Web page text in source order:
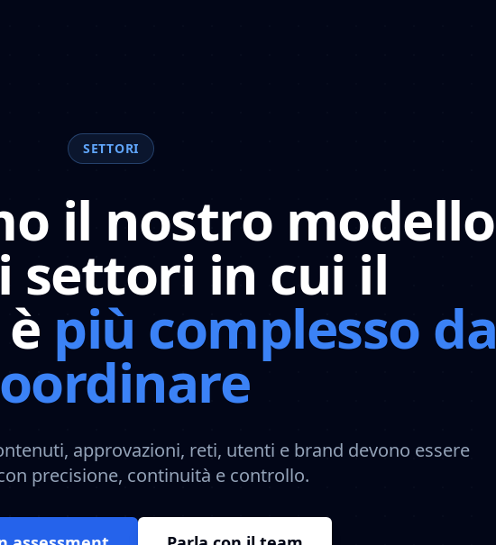
SETTORI
il nostro modello
settori in cui il
più complesso da
approvazioni, reti, utenti e brand devono essere
precisione, continuità e controllo.